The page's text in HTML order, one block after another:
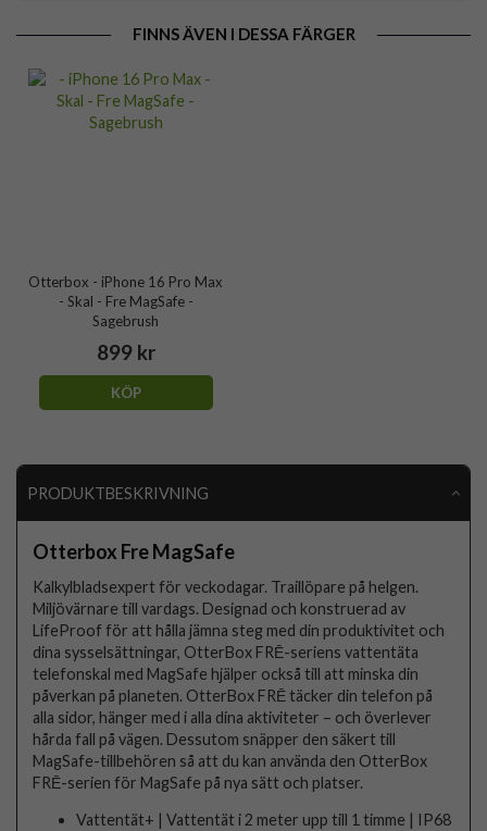
FINNS ÄVEN I DESSA FÄRGER
Otterbox - iPhone 16 Pro Max
- Skal - Fre MagSafe -
Sagebrush
899 kr
KÖP
PRODUKTBESKRIVNING
Otterbox Fre MagSafe
Kalkylbladsexpert för veckodagar. Traillöpare på helgen.
Miljövärnare till vardags. Designad och konstruerad av
LifeProof för att hålla jämna steg med din produktivitet och
dina sysselsättningar, OtterBox FRĒ-seriens vattentäta
telefonskal med MagSafe hjälper också till att minska din
påverkan på planeten. OtterBox FRĒ täcker din telefon på
alla sidor, hänger med i alla dina aktiviteter – och överlever
hårda fall på vägen. Dessutom snäpper den säkert till
MagSafe-tillbehören så att du kan använda den OtterBox
FRĒ-serien för MagSafe på nya sätt och platser.
Vattentät+ | Vattentät i 2 meter upp till 1 timme | IP68